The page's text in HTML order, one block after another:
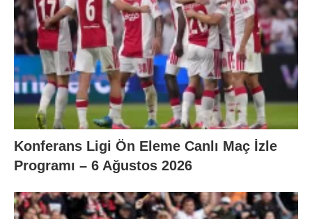
Konferans Ligi Ön Eleme Canlı Maç İzle
Programı – 6 Ağustos 2026